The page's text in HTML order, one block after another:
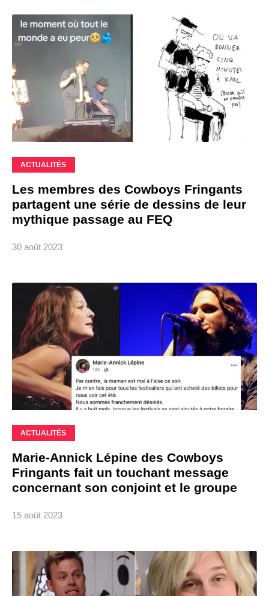
ACTUALITÉS
Les membres des Cowboys Fringants
partagent une série de dessins de leur
mythique passage au FEQ
30 août 2023
ACTUALITÉS
Marie-Annick Lépine des Cowboys
Fringants fait un touchant message
concernant son conjoint et le groupe
15 août 2023